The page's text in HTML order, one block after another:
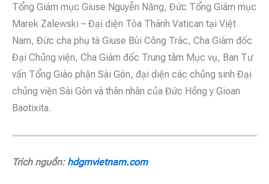
Tổng Giám mục Giuse Nguyễn Năng, Đức Tổng Giám mục
Marek Zalewski – Đại diện Tòa Thánh Vatican tại Việt
Nam, Đức cha phụ tá Giuse Bùi Công Trác, Cha Giám đốc
Đại Chủng viện, Cha Giám đốc Trung tâm Mục vụ, Ban Tư
vấn Tổng Giáo phận Sài Gòn, đại diện các chủng sinh Đại
chủng viện Sài Gòn và thân nhân của Đức Hồng y Gioan
Baotixita.
Trích nguồn: hdgmvietnam.com